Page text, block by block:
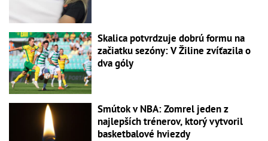
Skalica potvrdzuje dobrú formu na
začiatku sezóny: V Žiline zvíťazila o
dva góly
Smútok v NBA: Zomrel jeden z
najlepších trénerov, ktorý vytvoril
basketbalové hviezdy